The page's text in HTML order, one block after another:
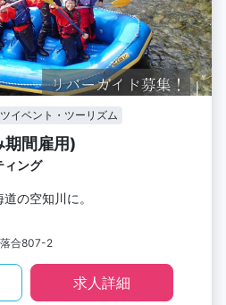
イベント・ツーリズム
期間雇用)
ィング
の空知川に。
合807-2
求人詳細